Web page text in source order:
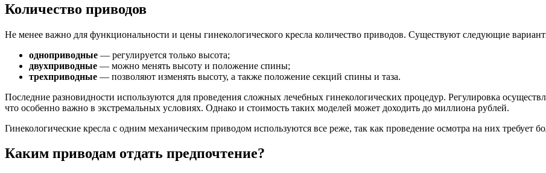
Количество приводов
Не менее важно для функциональности и цены гинекологического кресла количество приводов. Существуют следующие
одноприводные — регулируется только высота;
двухприводные — можно менять высоту и положение спины;
трехприводные — позволяют изменять высоту, а также положение секций спины и таза.
Последние разновидности используются для проведения сложных лечебных гинекологических процедур. Регулировка
что особенно важно в экстремальных условиях. Однако и стоимость таких моделей может доходить до миллиона рублей.
Гинекологические кресла с одним механическим приводом используются все реже, так как проведение осмотра на них требует
Каким приводам отдать предпочтение?